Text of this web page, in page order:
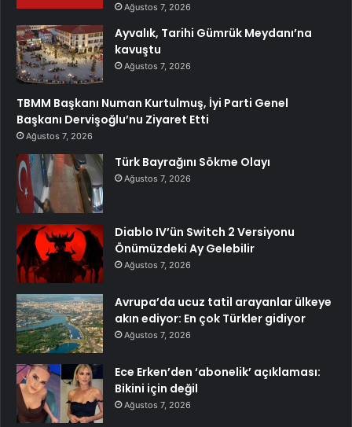
Ağustos 7, 2026
Ayvalık, Tarihi Gümrük Meydanı’na
kavuştu
Ağustos 7, 2026
TBMM Başkanı Numan Kurtulmuş, İyi Parti Genel
Başkanı Dervişoğlu’nu Ziyaret Etti
Ağustos 7, 2026
Türk Bayrağını Sökme Olayı
Ağustos 7, 2026
Diablo IV’ün Switch 2 Versiyonu
Önümüzdeki Ay Gelebilir
Ağustos 7, 2026
Avrupa’da ucuz tatil arayanlar ülkeye
akın ediyor: En çok Türkler gidiyor
Ağustos 7, 2026
Ece Erken’den ‘abonelik’ açıklaması:
Bikini için değil
Ağustos 7, 2026